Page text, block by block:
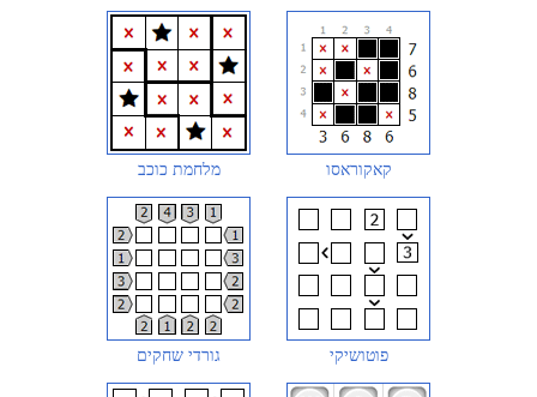
מלחמת כוכב קאקוראסו
גורדי שחקים פוטושיקי